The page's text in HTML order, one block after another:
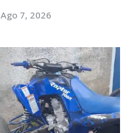
Ago 7, 2026